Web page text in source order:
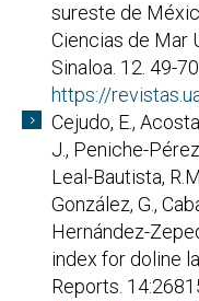
sureste de
Ciencias de Mar
Sinaloa. 12. 49-
https://
Cejudo, E.,
J., Peniche-
Leal-Bautista,
González, G.,
Hernández-
index for doline
Reports.